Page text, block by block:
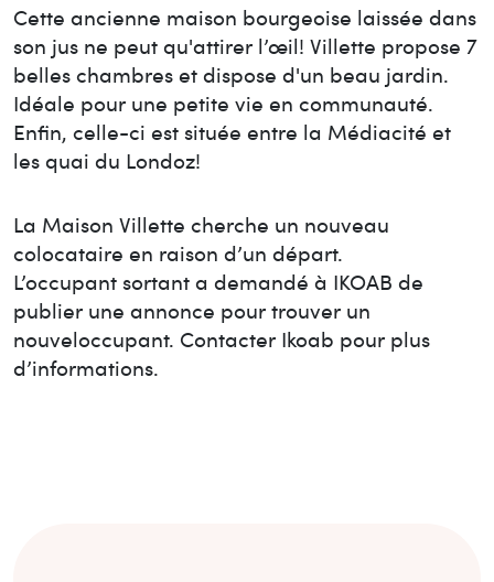
Cette ancienne maison bourgeoise laissée dans
son jus ne peut qu'attirer l’œil! Villette propose 7
belles chambres et dispose d'un beau jardin.
Idéale pour une petite vie en communauté.
Enfin, celle-ci est située entre la Médiacité et
les quai du Londoz!
La Maison Villette cherche un nouveau
colocataire en raison d’un départ.
L’occupant sortant a demandé à IKOAB de
publier une annonce pour trouver un
nouveloccupant. Contacter Ikoab pour plus
d’informations.